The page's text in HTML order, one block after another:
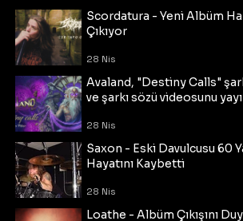
Scordatura - Yeni Albüm
Çıkıyor
28 Nis
Avaland, "Destiny Calls"
ve şarkı sözü videosunu
28 Nis
Saxon - Eski Davulcusu 60
Hayatını Kaybetti
28 Nis
Loathe - Albüm Çıkışını